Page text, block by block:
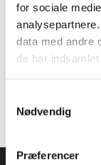
for sociale
data med andre
de har
Nødvendig
Præferencer
Se,